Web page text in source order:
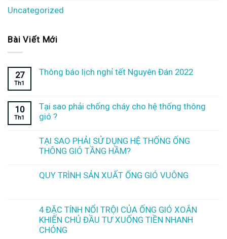
Uncategorized
Bài Viết Mới
27
Th1
Thông báo lịch nghỉ tết Nguyên Đán 2022
10
Th1
Tại sao phải chống cháy cho hệ thống thông
gió ?
TẠI SAO PHẢI SỬ DỤNG HỆ THỐNG ỐNG
THÔNG GIÓ TẦNG HẦM?
QUY TRÌNH SẢN XUẤT ỐNG GIÓ VUÔNG
4 ĐẶC TÍNH NỔI TRỘI CỦA ỐNG GIÓ XOẮN
KHIẾN CHỦ ĐẦU TƯ XUỐNG TIỀN NHANH
CHÓNG